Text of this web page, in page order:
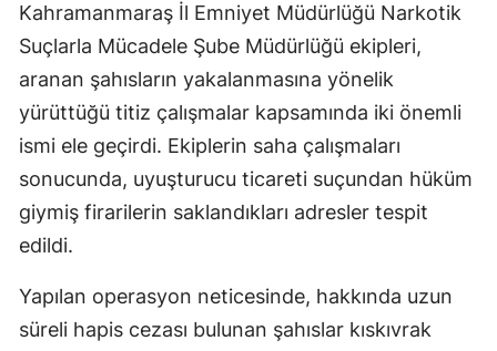
Kahramanmaraş İl Emniyet Müdürlüğü Narkotik
Suçlarla Mücadele Şube Müdürlüğü ekipleri,
aranan şahısların yakalanmasına yönelik
yürüttüğü titiz çalışmalar kapsamında iki önemli
ismi ele geçirdi. Ekiplerin saha çalışmaları
sonucunda, uyuşturucu ticareti suçundan hüküm
giymiş firarilerin saklandıkları adresler tespit
edildi.
Yapılan operasyon neticesinde, hakkında uzun
süreli hapis cezası bulunan şahıslar kıskıvrak